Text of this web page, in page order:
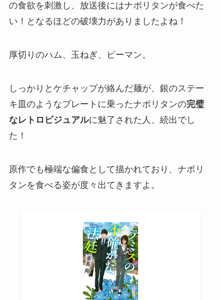
の食欲を刺激し、放送後にはナポリタンが食べた
い！となるほどの破壊力がありましたよね！
厚切りのハム、玉ねぎ、ピーマン。
しっかりとケチャップが絡んだ麺が、銀のステー
キ皿のようなプレートに乗ったナポリタンの完璧
なレトロビジュアルに魅了された人、続出でし
た！
原作でも極端な偏食として描かれており、ナポリ
タンを食べる姿が度々出てきますよ。